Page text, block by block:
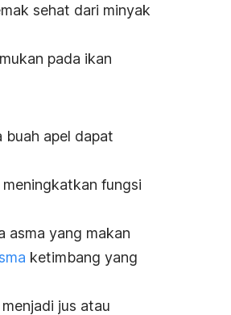
sehat dari minyak
pada ikan
buah apel dapat
fungsi
asma yang makan
ketimbang yang
jus atau